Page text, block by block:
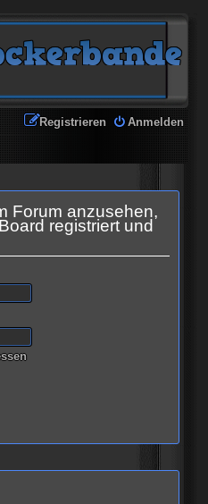
Anmelden
Registrieren
Forum anzusehen,
registriert und